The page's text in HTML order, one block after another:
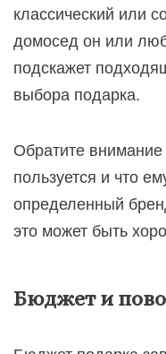
классический или
домосед он или
подскажет
выбора подарка.
Обратите
пользуется и что
определенный
это может быть
Бюджет и